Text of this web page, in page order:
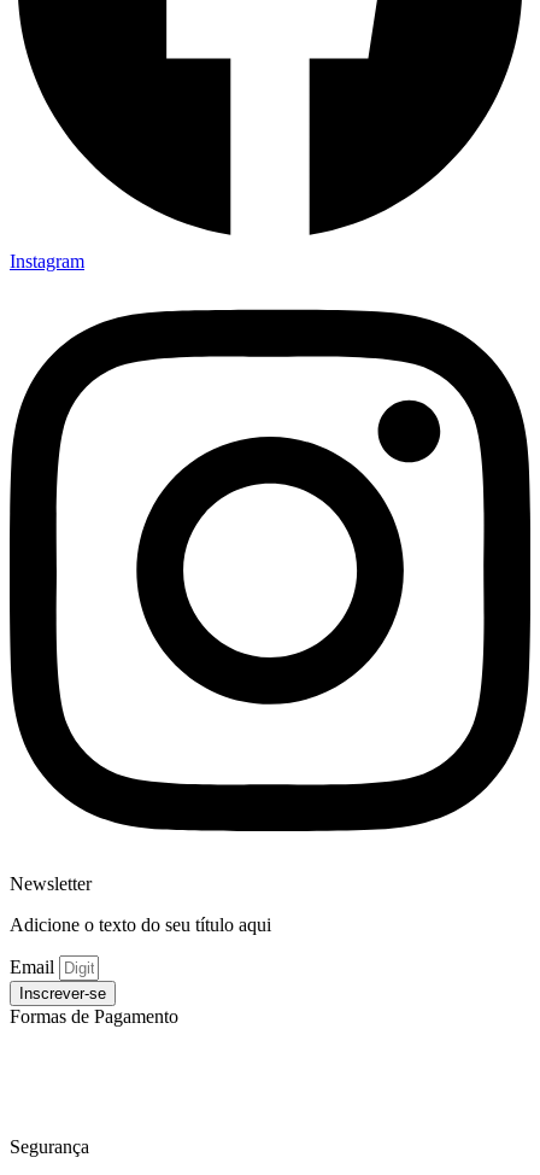
Instagram
Newsletter
Adicione o texto do seu título aqui
Email
Inscrever-se
Formas de Pagamento
Segurança